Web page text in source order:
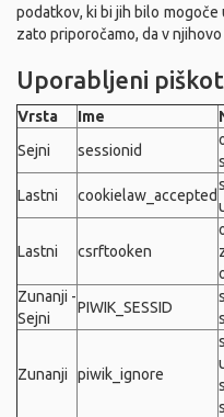
podatkov, ki bi jih bilo
zato priporočamo, da v
Uporabljeni
Vrsta Ime
Sejni
sessionid
Lastni
cookielaw_accepted
Lastni csrftooken
Zunanji -
Sejni
PIWIK_SESSID
Zunanji piwik_ignore